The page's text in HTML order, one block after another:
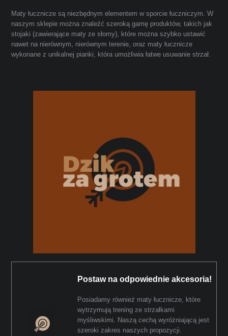
Maty łucznicze są niezbędnym elementem w sporcie łuczniczym. W
naszym sklepie można znaleźć szeroką gamę produktów, takich jak
stojaki (zawierające maty ze słomy), które można szybko ustawić
nawet na nierównym, nierównym terenie, oraz maty łucznicze
wykonane z unikalnej pianki, która umożliwia łatwe usuwanie strzał.
Postaw na odpowiednie akcesoria!
Posiadamy również maty łucznicze, które
wytrzymują trening ze strzałkami
myśliwskimi. Naszą cechą wyróżniającą jest
szeroki zakres naszych propozycji.